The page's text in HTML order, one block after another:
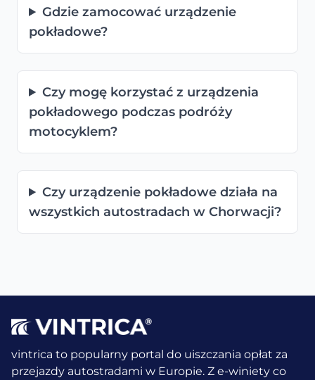
Gdzie zamocować urządzenie
pokładowe?
Czy mogę korzystać z urządzenia
pokładowego podczas podróży
motocyklem?
Czy urządzenie pokładowe działa na
wszystkich autostradach w Chorwacji?
vintrica to popularny portal do uiszczania opłat za
przejazdy autostradami w Europie. Z e-winiety co